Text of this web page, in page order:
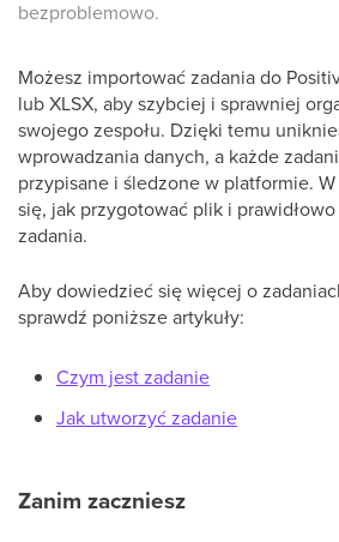
bezproblemowo.
Możesz importować zadania do
lub XLSX, aby szybciej i sprawniej
swojego zespołu. Dzięki temu
wprowadzania danych, a każde
przypisane i śledzone w platformie.
się, jak przygotować plik i
zadania.
Aby dowiedzieć się więcej o
sprawdź poniższe artykuły:
Czym jest zadanie
Jak utworzyć zadanie
Zanim zaczniesz